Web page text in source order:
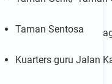
Alam, Pusat
Taman Sentosa
Kuarters guru Jalan